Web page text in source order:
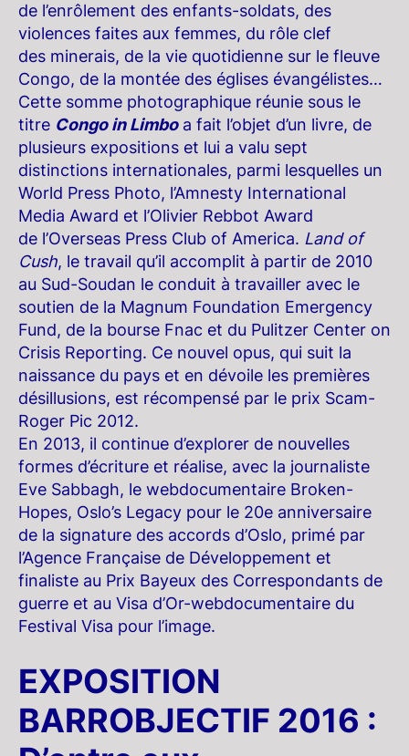
de l’enrôlement des enfants-soldats, des
violences faites aux femmes, du rôle clef
des minerais, de la vie quotidienne sur le fleuve
Congo, de la montée des églises évangélistes…
Cette somme photographique réunie sous le
titre Congo in Limboa fait l’objet d’un livre, de
plusieurs expositions et lui a valu sept
distinctions internationales, parmi lesquelles un
World Press Photo, l’Amnesty International
Media Award et l’Olivier Rebbot Award
de l’Overseas Press Club of America. Land of
Cush, le travail qu’il accomplit à partir de 2010
au Sud-Soudan le conduit à travailler avec le
soutien de la Magnum Foundation Emergency
Fund, de la bourse Fnac et du Pulitzer Center on
Crisis Reporting. Ce nouvel opus, qui suit la
naissance du pays et en dévoile les premières
désillusions, est récompensé par le prix Scam-
Roger Pic 2012.
En 2013, il continue d’explorer de nouvelles
formes d’écriture et réalise, avec la journaliste
Eve Sabbagh, le webdocumentaire Broken-
Hopes, Oslo’s Legacy pour le 20e anniversaire
de la signature des accords d’Oslo, primé par
l’Agence Française de Développement et
finaliste au Prix Bayeux des Correspondants de
guerre et au Visa d’Or-webdocumentaire du
Festival Visa pour l’image.
EXPOSITION
BARROBJECTIF 2016 :